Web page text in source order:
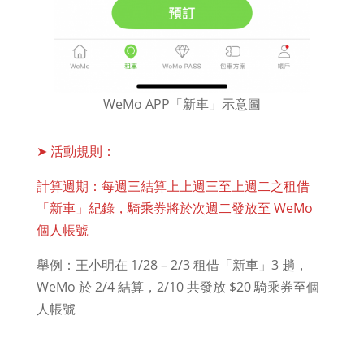
WeMo APP「新車」示意圖
➤ 活動規則：
計算週期：每週三結算上上週三至上週二之租借
「新車」紀錄，騎乘券將於次週二發放至 WeMo
個人帳號
舉例：王小明在 1/28 – 2/3 租借「新車」3 趟，
WeMo 於 2/4 結算，2/10 共發放 $20 騎乘券至個
人帳號